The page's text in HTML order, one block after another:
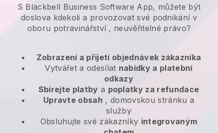
S Blackbell Business Software App, můžete být
doslova kdekoli a provozovat své podnikání v
oboru potravinářství, neuvěřitelné právo?
Zobrazení a přijetí objednávek zákazníka
Vytvářet a odesílat nabídky a platební
odkazy
Sbírejte platby a poplatky za refundace
Upravte obsah , domovskou stránku a
služby
Obsluhujte své zákazníky integrovaným